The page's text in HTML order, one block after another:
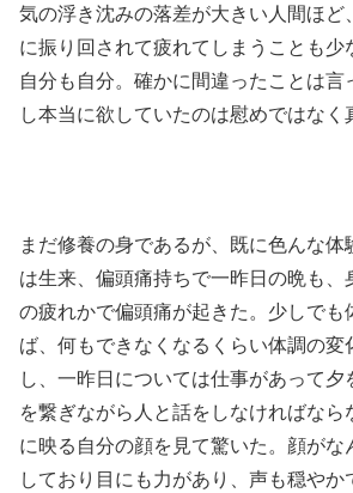
気の浮き沈みの落差が大きい人間ほど
に振り回されて疲れてしまうことも少
自分も自分。確かに間違ったことは言
し本当に欲していたのは慰めではなく
まだ修養の身であるが、既に色んな体
は生来、偏頭痛持ちで一昨日の晩も、
の疲れかで偏頭痛が起きた。少しでも
ば、何もできなくなるくらい体調の変
し、一昨日については仕事があって夕
を繋ぎながら人と話をしなければなら
に映る自分の顔を見て驚いた。顔がな
しており目にも力があり、声も穏やか